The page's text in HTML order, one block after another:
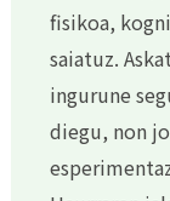
fisikoa,
saiatuz.
ingurune
diegu, non